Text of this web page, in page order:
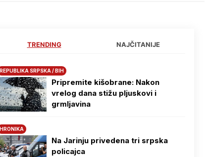
TRENDING NAJČITANIJE
REPUBLIKA SRPSKA / BIH
Pripremite kišobrane: Nakon
vrelog dana stižu pljuskovi i
grmljavina
HRONIKA
Na Јarinju privedena tri srpska
policajca